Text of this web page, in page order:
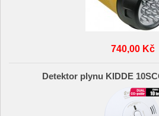
740,00 Kč
Detektor plynu KIDDE